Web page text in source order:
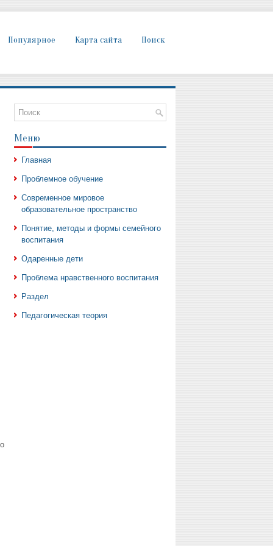
Популярное Карта сайта Поиск
Меню
Главная
Проблемное обучение
Современное мировое
образовательное пространство
Понятие, методы и формы семейного
воспитания
Одаренные дети
Проблема нравственного воспитания
Раздел
Педагогическая теория